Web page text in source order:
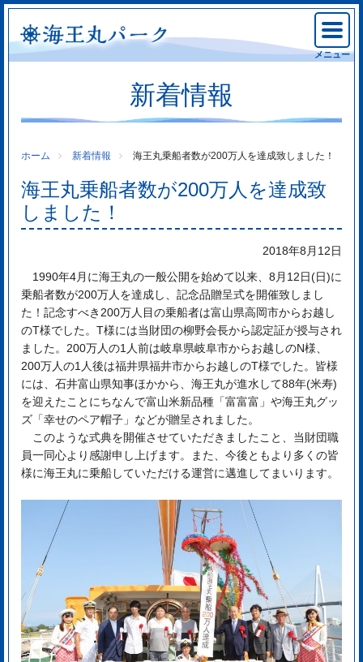
メニュー
新着情報
ホーム 新着情報 海王丸乗船者数が200万人を達成致しました！
海王丸乗船者数が200万人を達成致
しました！
2018年8月12日
1990年4月に海王丸の一般公開を始めて以来、8月12日(日)に
乗船者数が200万人を達成し、記念品贈呈式を開催致しまし
た！記念すべき200万人目の乗船者は富山県高岡市からお越し
のT様でした。T様には当財団の柳野会長から認定証が授与され
ました。200万人の1人前は岐阜県岐阜市からお越しのN様、
200万人の1人後は福井県福井市からお越しのT様でした。皆様
には、石井富山県知事ほかから、海王丸が進水して88年(米寿)
を迎えたことにちなんで富山米新品種「富富富」や海王丸グッ
ズ「幸せのペア帽子」などが贈呈されました。
このような式典を開催させていただきましたこと、当財団職
員一同心より感謝申し上げます。また、今後ともより多くの皆
様に海王丸に乗船していただける運営に邁進してまいります。